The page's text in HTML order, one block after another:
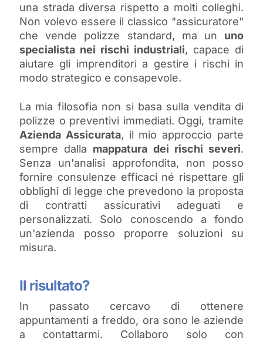
una strada diversa rispetto a molti colleghi.
Non volevo essere il classico "assicuratore"
che vende polizze standard, ma un uno
specialista nei rischi industriali, capace di
aiutare gli imprenditori a gestire i rischi in
modo strategico e consapevole.
La mia filosofia non si basa sulla vendita di
polizze o preventivi immediati. Oggi, tramite
Azienda Assicurata, il mio approccio parte
sempre dalla mappatura dei rischi severi.
Senza un'analisi approfondita, non posso
fornire consulenze efficaci né rispettare gli
obblighi di legge che prevedono la proposta
di contratti assicurativi adeguati e
personalizzati. Solo conoscendo a fondo
un'azienda posso proporre soluzioni su
misura.
Il risultato?
In passato cercavo di ottenere
appuntamenti a freddo, ora sono le aziende
a contattarmi. Collaboro solo con